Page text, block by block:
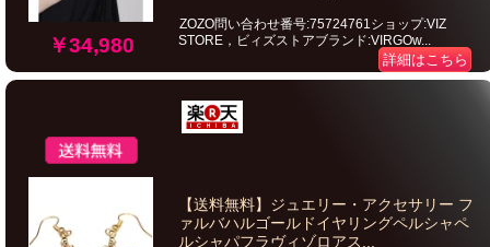
￥34,980
ZOZO問い合わせ番号:75724761ショップ:VIZ
STORE，ビィズストアブランド:VIRGOw...
詳細はこちら
【送料無料】ジュエリー・アクセサリー フ
ァルバハルゴールドイヤリングペルシャペ
ルシャパフラヴィゾロアス...